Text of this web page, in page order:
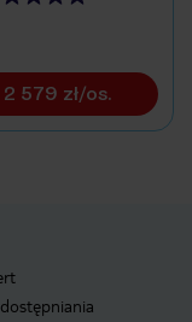
2 579 zł/os.